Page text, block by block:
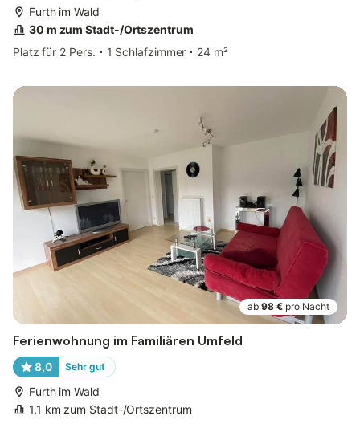
Furth im Wald
30 m zum Stadt-/Ortszentrum
Platz für 2 Pers.
1 Schlafzimmer 24 m²
ab 98 € pro Nacht
Ferienwohnung im Familiären Umfeld
8,0 Sehr gut
Furth im Wald
1,1 km zum Stadt-/Ortszentrum